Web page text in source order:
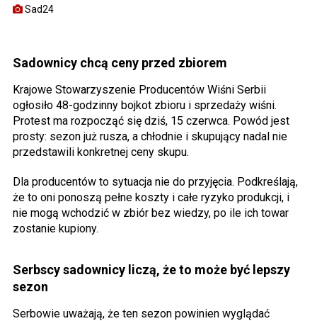
Sad24
Sadownicy chcą ceny przed zbiorem
Krajowe Stowarzyszenie Producentów Wiśni Serbii
ogłosiło 48-godzinny bojkot zbioru i sprzedaży wiśni.
Protest ma rozpocząć się dziś, 15 czerwca. Powód jest
prosty: sezon już rusza, a chłodnie i skupujący nadal nie
przedstawili konkretnej ceny skupu.
Dla producentów to sytuacja nie do przyjęcia. Podkreślają,
że to oni ponoszą pełne koszty i całe ryzyko produkcji, i
nie mogą wchodzić w zbiór bez wiedzy, po ile ich towar
zostanie kupiony.
Serbscy sadownicy liczą, że to może być lepszy
sezon
Serbowie uważają, że ten sezon powinien wyglądać